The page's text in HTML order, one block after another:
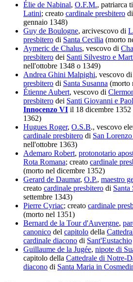
Élie de Nabinal, O.F.M., patriarca
Latini; creato cardinale presbitero di
gennaio 1348)
Guy de Boulogne, arcivescovo di
presbitero di Santa Cecilia (morto
Aymeric de Chalus, vescovo di
presbitero dei Santi Silvestro e
nell'ottobre 1348 o 1349)
Andrea Ghini Malpighi, vescovo di
presbitero di Santa Susanna (morto
Étienne Aubert, vescovo di
presbitero dei Santi Giovanni e
Innocenzo VI il 18 dicembre 1352
1362)
Hugues Roger, O.S.B., vescovo
cardinale presbitero di San
nell'ottobre 1363)
Ademaro Robert, protonotario
Rota Romana; creato cardinale
(morto nel dicembre 1352)
Gerard de Daumar, O.P., maestro
creato cardinale presbitero di Santa
settembre 1343)
Pierre Cyriac; creato cardinale
(morto nel 1351)
Bernard de la Tour d'Auvergne,
canonico del capitolo della
cardinale diacono di Sant'Eustachio
Guillaume de la Jugée, nipote di
capitolo della Cattedrale di Notre-
diacono di Santa Maria in